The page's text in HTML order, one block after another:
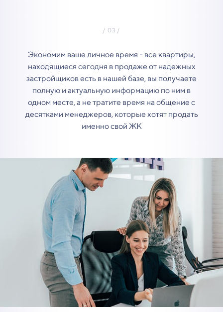
Экономим ваше личное время - все квартиры,
находящиеся сегодня в продаже от надежных
застройщиков есть в нашей базе, вы получаете
полную и актуальную информацию по ним в
одном месте, а не тратите время на общение с
десятками менеджеров, которые хотят продать
именно свой ЖК